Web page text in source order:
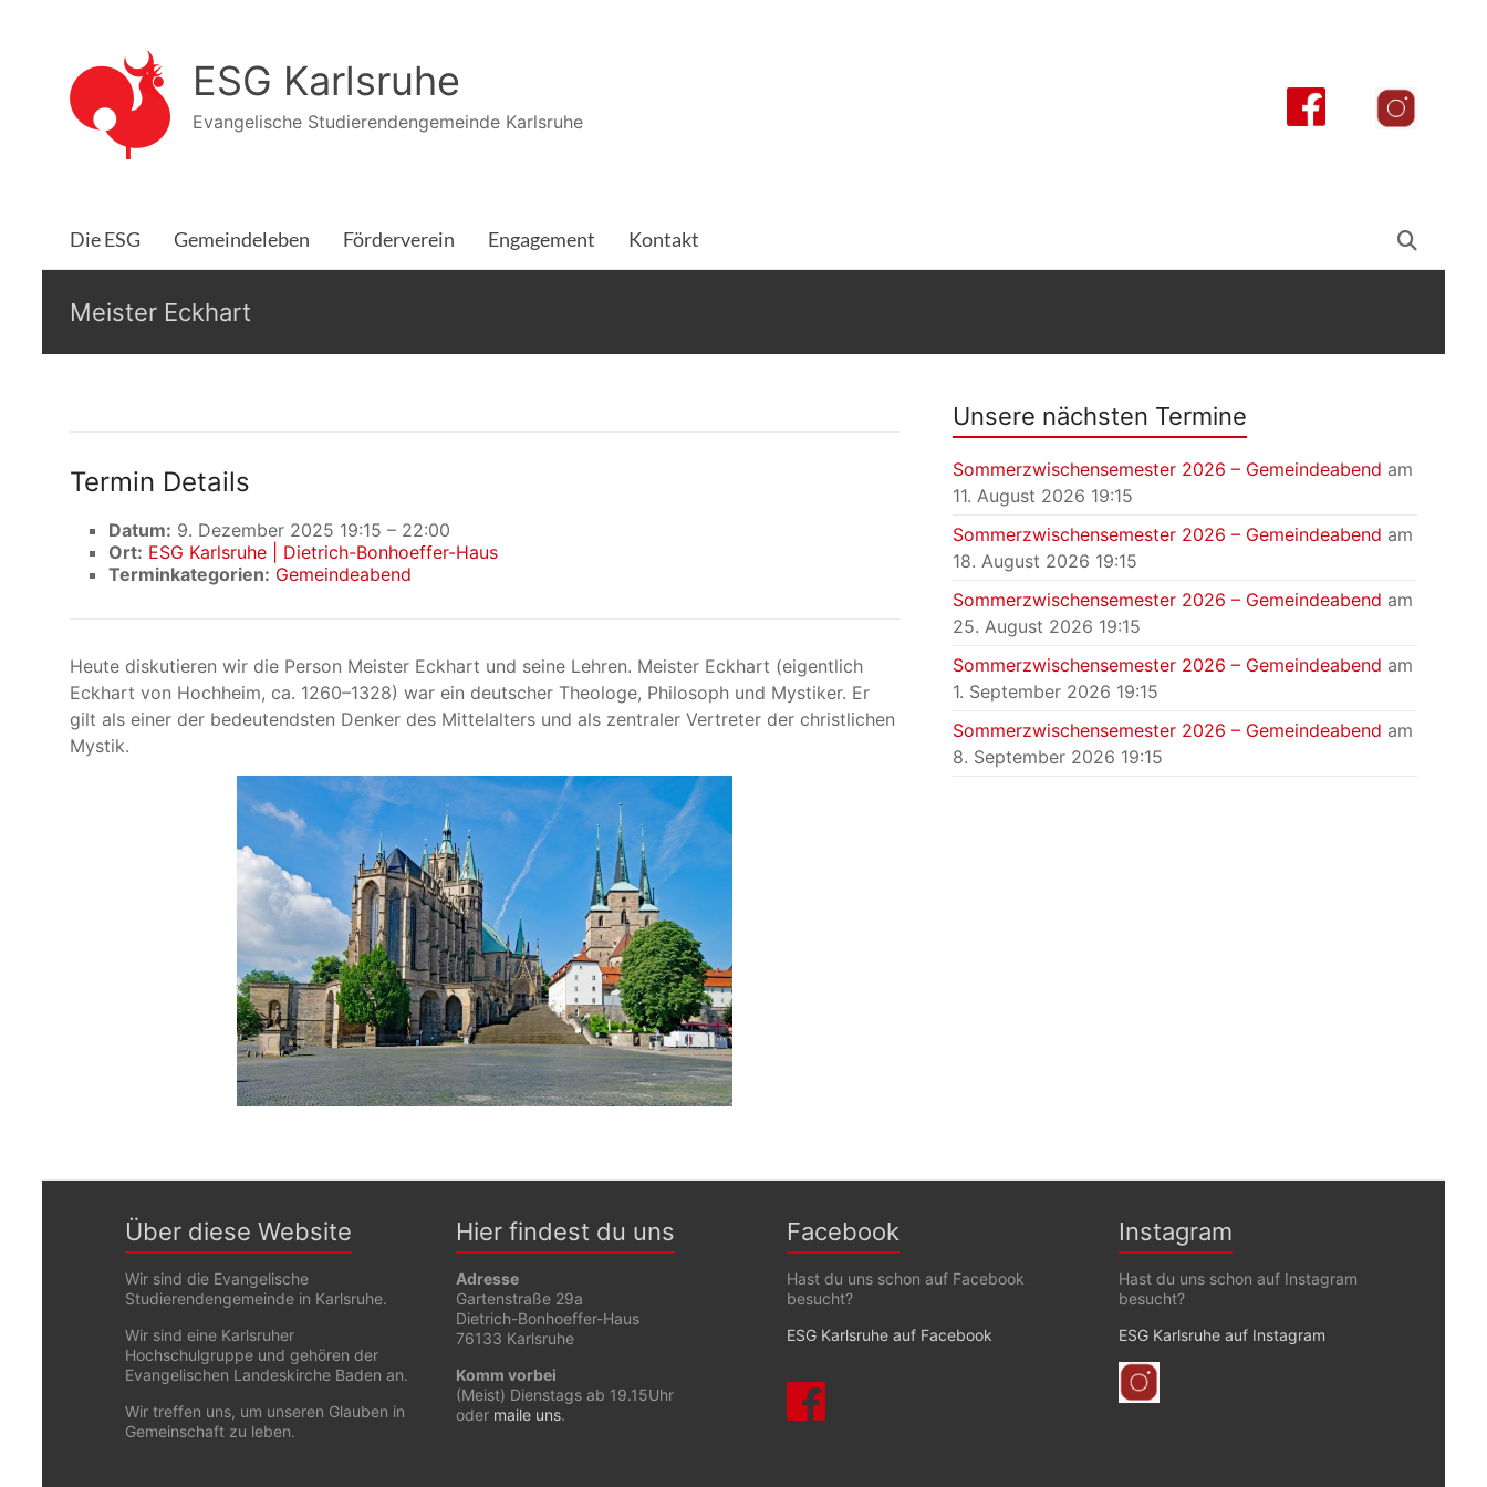
Inhalt
springen
ESG Karlsruhe
Evangelische Studierendengemeinde Karlsruhe
Die ESG Gemeindeleben Förderverein Engagement Kontakt
Meister Eckhart
Termin Details
Datum: 9. Dezember 2025 19:15 – 22:00
Ort: ESG Karlsruhe | Dietrich-Bonhoeffer-Haus
Terminkategorien: Gemeindeabend
Heute diskutieren wir die Person Meister Eckhart und seine Lehren. Meister Eckhart (eigentlich
Eckhart von Hochheim, ca. 1260–1328) war ein deutscher Theologe, Philosoph und Mystiker. Er
gilt als einer der bedeutendsten Denker des Mittelalters und als zentraler Vertreter der christlichen
Mystik.
Unsere nächsten Termine
Sommerzwischensemester 2026 – Gemeindeabend am
11. August 2026 19:15
Sommerzwischensemester 2026 – Gemeindeabend am
18. August 2026 19:15
Sommerzwischensemester 2026 – Gemeindeabend am
25. August 2026 19:15
Sommerzwischensemester 2026 – Gemeindeabend am
1. September 2026 19:15
Sommerzwischensemester 2026 – Gemeindeabend am
8. September 2026 19:15
Über diese Website
Wir sind die Evangelische
Studierendengemeinde in Karlsruhe.
Wir sind eine Karlsruher
Hochschulgruppe und gehören der
Evangelischen Landeskirche Baden an.
Wir treffen uns, um unseren Glauben in
Gemeinschaft zu leben.
Hier findest du uns
Adresse
Gartenstraße 29a
Dietrich-Bonhoeffer-Haus
76133 Karlsruhe
Komm vorbei
(Meist) Dienstags ab 19.15Uhr
oder maile uns.
Facebook
Hast du uns schon auf Facebook
besucht?
ESG Karlsruhe auf Facebook
Instagram
Hast du uns schon auf Instagram
besucht?
ESG Karlsruhe auf Instagram